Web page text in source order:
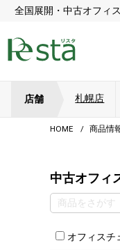
全国展開・中古オフィ
店舗 札幌店
HOME 商品情
中古オフィ
オフィスチ